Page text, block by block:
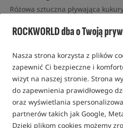
ROCKWORLD dba o Twoją
Nasza strona korzysta z plików
zapewnić Ci bezpieczne i
wizyt na naszej stronie. Strona
do zapewnienia prawidłowego
oraz wyświetlania
partnerów takich jak Google,
Dzięki plikom cookies możemy
Różowa sztuczna pływająca
1 opinia |
Bestseller!